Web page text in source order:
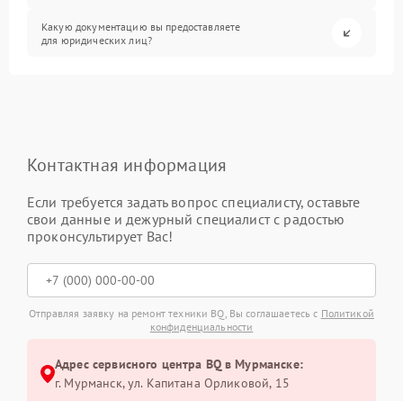
Какую документацию вы предоставляете
для юридических лиц?
Контактная информация
Если требуется задать вопрос специалисту, оставьте
свои данные и дежурный специалист с радостью
проконсультирует Вас!
Отправляя заявку на ремонт техники BQ, Вы соглашаетесь с Политикой
конфиденциальности
Адрес сервисного центра BQ в Мурманске:
г. Мурманск, ул. Капитана Орликовой, 15